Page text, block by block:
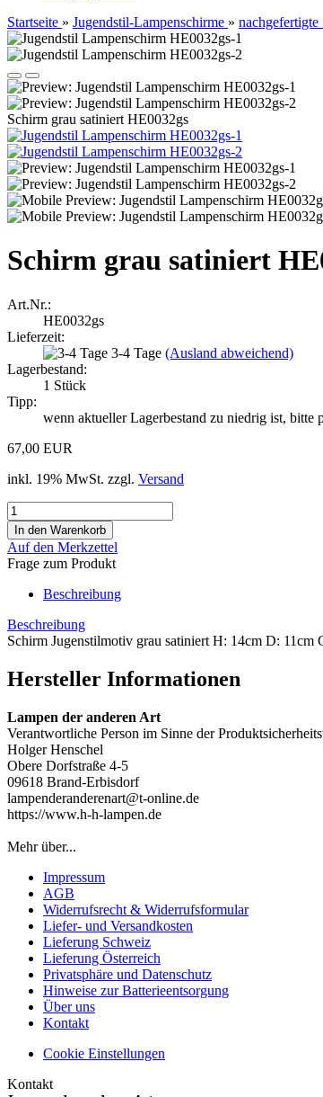
Startseite » Jugendstil-Lampenschirme » nachgefertigte
Schirm grau satiniert HE0032gs
Schirm grau satiniert
Art.Nr.:
HE0032gs
Lieferzeit:
3-4 Tage (Ausland abweichend)
Lagerbestand:
1 Stück
Tipp:
wenn aktueller Lagerbestand zu niedrig ist,
67,00 EUR
inkl. 19% MwSt. zzgl. Versand
Auf den Merkzettel
Frage zum Produkt
Beschreibung
Beschreibung
Schirm Jugenstilmotiv grau satiniert H: 14cm D: 11cm
Hersteller Informationen
Lampen der anderen Art
Verantwortliche Person im Sinne der
Holger Henschel
Obere Dorfstraße 4-5
09618 Brand-Erbisdorf
lampenderanderenart@t-online.de
https://www.h-h-lampen.de
Mehr über...
Impressum
AGB
Widerrufsrecht & Widerrufsformular
Liefer- und Versandkosten
Lieferung Schweiz
Lieferung Österreich
Privatsphäre und Datenschutz
Hinweise zur Batterieentsorgung
Über uns
Kontakt
Cookie Einstellungen
Kontakt